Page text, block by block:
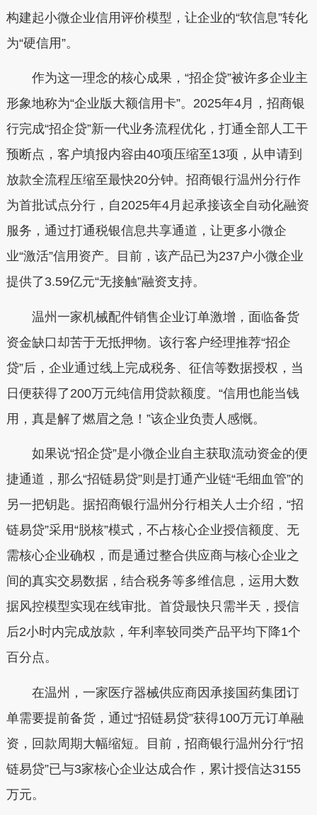
构建起小微企业信用评价模型，让企业的“软信息”转化
为“硬信用”。
作为这一理念的核心成果，“招企贷”被许多企业主
形象地称为“企业版大额信用卡”。2025年4月，招商银
行完成“招企贷”新一代业务流程优化，打通全部人工干
预断点，客户填报内容由40项压缩至13项，从申请到
放款全流程压缩至最快20分钟。招商银行温州分行作
为首批试点分行，自2025年4月起承接该全自动化融资
服务，通过打通税银信息共享通道，让更多小微企
业“激活”信用资产。目前，该产品已为237户小微企业
提供了3.59亿元“无接触”融资支持。
温州一家机械配件销售企业订单激增，面临备货
资金缺口却苦于无抵押物。该行客户经理推荐“招企
贷”后，企业通过线上完成税务、征信等数据授权，当
日便获得了200万元纯信用贷款额度。“信用也能当钱
用，真是解了燃眉之急！”该企业负责人感慨。
如果说“招企贷”是小微企业自主获取流动资金的便
捷通道，那么“招链易贷”则是打通产业链“毛细血管”的
另一把钥匙。据招商银行温州分行相关人士介绍，“招
链易贷”采用“脱核”模式，不占核心企业授信额度、无
需核心企业确权，而是通过整合供应商与核心企业之
间的真实交易数据，结合税务等多维信息，运用大数
据风控模型实现在线审批。首贷最快只需半天，授信
后2小时内完成放款，年利率较同类产品平均下降1个
百分点。
在温州，一家医疗器械供应商因承接国药集团订
单需要提前备货，通过“招链易贷”获得100万元订单融
资，回款周期大幅缩短。目前，招商银行温州分行“招
链易贷”已与3家核心企业达成合作，累计授信达3155
万元。